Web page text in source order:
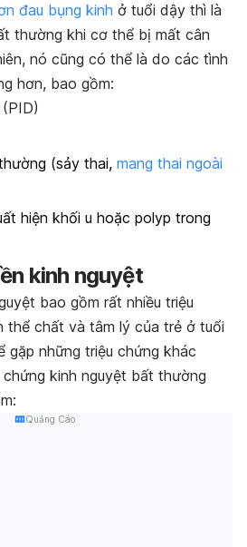
đau bụng kinh ở tuổi dậy thì là
thường khi cơ thể bị mất cân
nó cũng có thể là do các tình
hơn, bao gồm:
(sảy thai, mang thai ngoài
hiện khối u hoặc polyp trong
kinh nguyệt
bao gồm rất nhiều triệu
thể chất và tâm lý của trẻ ở tuổi
những triệu chứng khác
kinh nguyệt bất thường
Quảng Cáo